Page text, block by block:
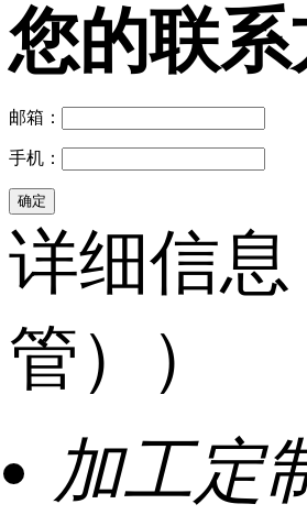
您的联
邮箱：
手机：
详细信
管））
加工定